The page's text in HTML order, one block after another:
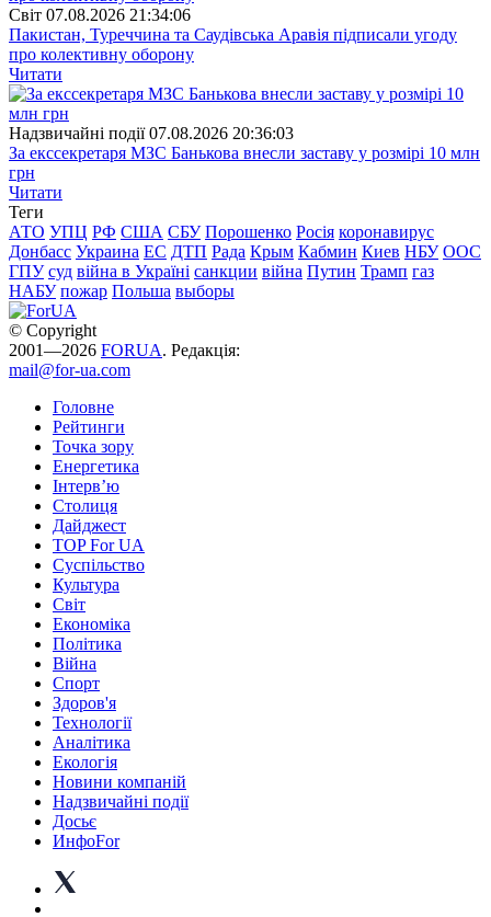
Свiт 07.08.2026 21:34:06
Пакистан, Туреччина та Саудівська Аравія підписали угоду
про колективну оборону
Читати
Надзвичайні події 07.08.2026 20:36:03
За екссекретаря МЗС Банькова внесли заставу у розмірі 10 млн
грн
Читати
Теги
АТО УПЦ РФ США СБУ Порошенко Росія коронавирус
Донбасс Украина ЕС ДТП Рада Крым Кабмин Киев НБУ ООС
ГПУ суд війна в Україні санкции війна Путин Трамп газ
НАБУ пожар Польша выборы
© Copyright
2001—2026 FORUA. Редакція:
mail@for-ua.com
Головне
Рейтинги
Точка зору
Енергетика
Інтерв’ю
Столиця
Дайджест
TOP For UA
Суспiльство
Культура
Світ
Економіка
Політика
Війна
Спорт
Здоров'я
Технології
Аналітика
Екологія
Новини компаній
Надзвичайні події
Досьє
ИнфоFor